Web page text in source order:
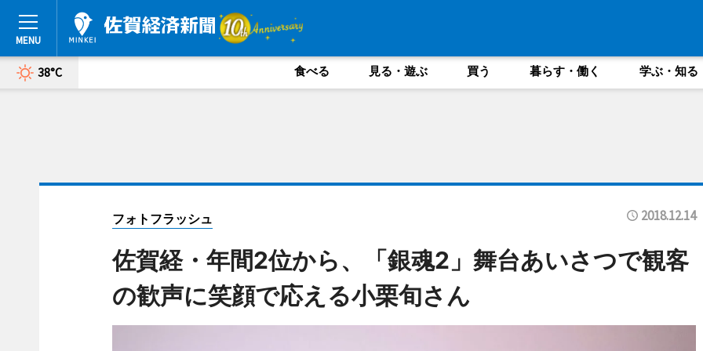
38°C 食べる 見る・遊ぶ 買う 暮らす・働く 学ぶ・知る
フォトフラッシュ 2018.12.14
佐賀経・年間2位から、「銀魂2」舞台あいさつで観客
の歓声に笑顔で応える小栗旬さん